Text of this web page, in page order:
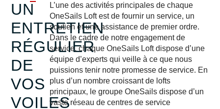
UN
ENTRETIEN
RÉGULIER
DE
VOS
VOILES
L’une des activités principales de chaque
OneSails Loft est de fournir un service, un
soutien et une assistance de premier ordre.
Dans le cadre de notre engagement de
service, chaque OneSails Loft dispose d’une
équipe d’experts qui veille à ce que nous
puissions tenir notre promesse de service. En
plus d’un nombre croissant de lofts
principaux, le groupe OneSails dispose d’un
vaste réseau de centres de service